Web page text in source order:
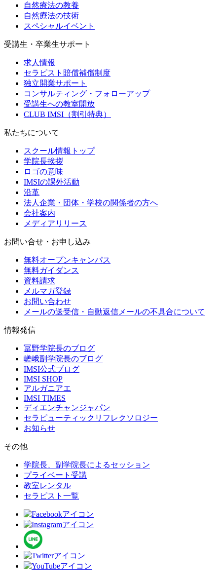
自然療法の教養
自然療法の技術
スペシャルイベント
受講生・卒業生サポート
求人情報
セラピスト賠償補償制度
独立開業サポート
コンサルティング・フォローアップ
受講生への教室開放
CLUB IMSI（割引特典）
私たちについて
スクール情報トップ
学院長挨拶
ロゴの意味
IMSIの課外活動
沿革
法人企業・団体・学校の関係者の方へ
会社案内
メディアリリース
お問い合せ・お申し込み
無料オープンキャンパス
無料ガイダンス
資料請求
メルマガ登録
お問い合わせ
メールの送受信・自動返信メールの不具合について
情報発信
冨野学院長のブログ
嵯峨副学院長のブログ
IMSI公式ブログ
IMSI SHOP
アルガニアエ
IMSI TIMES
ディエンチャンジャパン
セラピューティックリフレクソロジー
お知らせ
その他
学院長、副学院長によるセッション
プライベート受講
教室レンタル
セラピスト一覧